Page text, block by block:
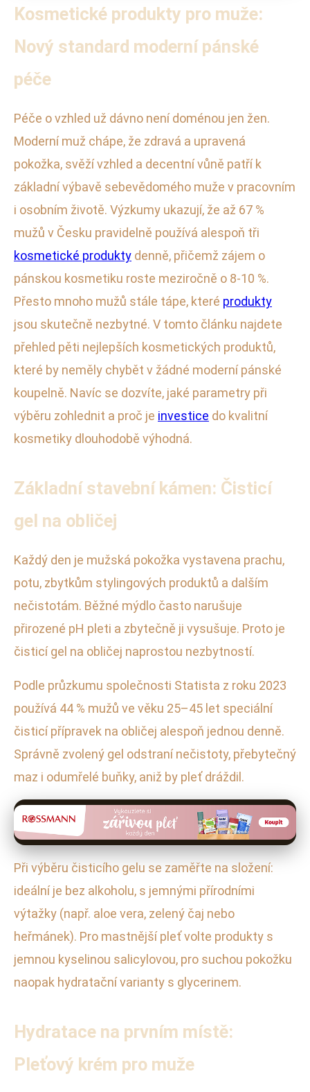
Kosmetické produkty pro muže:
Nový standard moderní pánské
péče
Péče o vzhled už dávno není doménou jen žen.
Moderní muž chápe, že zdravá a upravená
pokožka, svěží vzhled a decentní vůně patří k
základní výbavě sebevědomého muže v pracovním
i osobním životě. Výzkumy ukazují, že až 67 %
mužů v Česku pravidelně používá alespoň tři
kosmetické produkty denně, přičemž zájem o
pánskou kosmetiku roste meziročně o 8-10 %.
Přesto mnoho mužů stále tápe, které produkty
jsou skutečně nezbytné. V tomto článku najdete
přehled pěti nejlepších kosmetických produktů,
které by neměly chybět v žádné moderní pánské
koupelně. Navíc se dozvíte, jaké parametry při
výběru zohlednit a proč je investice do kvalitní
kosmetiky dlouhodobě výhodná.
Základní stavební kámen: Čisticí
gel na obličej
Každý den je mužská pokožka vystavena prachu,
potu, zbytkům stylingových produktů a dalším
nečistotám. Běžné mýdlo často narušuje
přirozené pH pleti a zbytečně ji vysušuje. Proto je
čisticí gel na obličej naprostou nezbytností.
Podle průzkumu společnosti Statista z roku 2023
používá 44 % mužů ve věku 25–45 let speciální
čisticí přípravek na obličej alespoň jednou denně.
Správně zvolený gel odstraní nečistoty, přebytečný
maz i odumřelé buňky, aniž by pleť dráždil.
Při výběru čisticího gelu se zaměřte na složení:
ideální je bez alkoholu, s jemnými přírodními
výtažky (např. aloe vera, zelený čaj nebo
heřmánek). Pro mastnější pleť volte produkty s
jemnou kyselinou salicylovou, pro suchou pokožku
naopak hydratační varianty s glycerinem.
Hydratace na prvním místě:
Pleťový krém pro muže